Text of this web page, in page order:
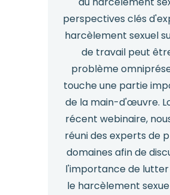
perspectives clés
harcèlement sexuel
de travail peut
problème
touche une partie
de la main-d'œuvre.
récent webinaire,
réuni des experts de
domaines afin de
l'importance de
le harcèlement